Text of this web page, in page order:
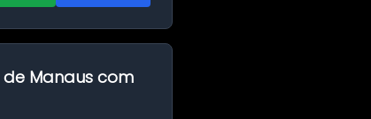
Manaus com